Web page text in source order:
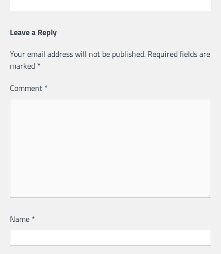
Leave a Reply
Your email address will not be published. Required fields are
marked *
Comment *
Name *